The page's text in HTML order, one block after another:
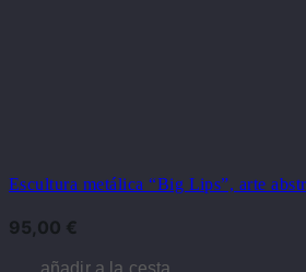
Escultura metálica “Big Lips”, arte
95,00 €
añadir a la cesta